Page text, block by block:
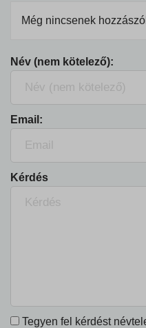
Még nincsenek
Név (nem kötelező):
Email:
Kérdés
Tegyen fel kérdést